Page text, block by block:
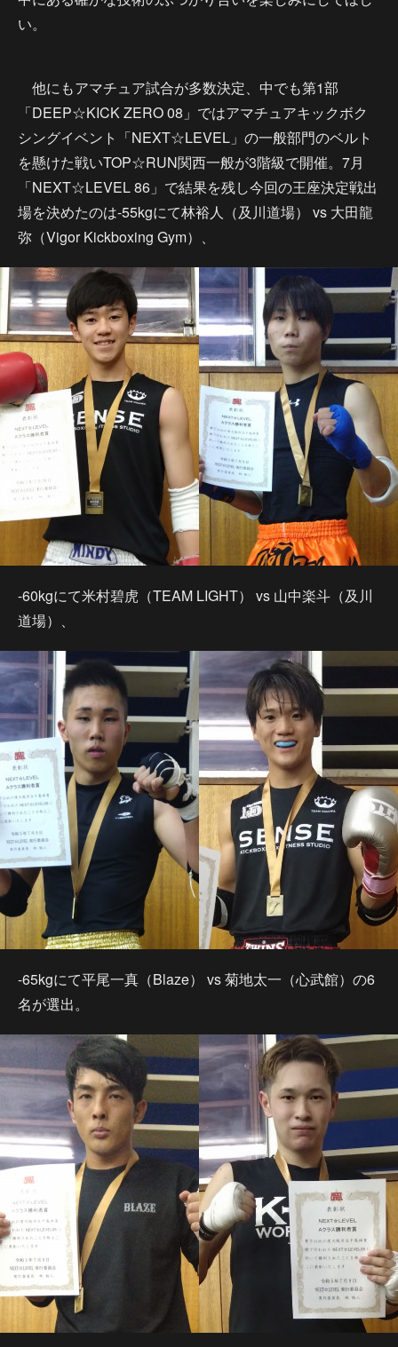
い。
他にもアマチュア試合が多数決定、中でも第1部
「DEEP☆KICK ZERO 08」ではアマチュアキックボク
シングイベント「NEXT☆LEVEL」の一般部門のベルト
を懸けた戦いTOP☆RUN関西一般が3階級で開催。7月
「NEXT☆LEVEL 86」で結果を残し今回の王座決定戦出
場を決めたのは-55kgにて林裕人（及川道場） vs 大田龍
弥（Vigor Kickboxing Gym）、
-60kgにて米村碧虎（TEAM LIGHT） vs 山中楽斗（及川
道場）、
-65kgにて平尾一真（Blaze） vs 菊地太一（心武館）の6
名が選出。